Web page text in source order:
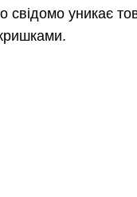
свідомо уникає